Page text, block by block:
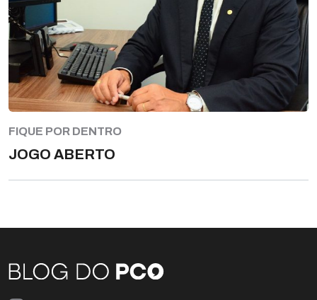
FIQUE POR DENTRO
JOGO ABERTO